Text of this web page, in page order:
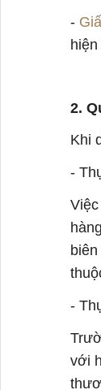
-
2.
Khi
-
-
với